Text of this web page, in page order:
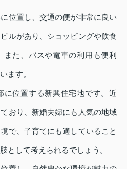
位置し、交通の便が非常に良い
ルがあり、ショッピングや飲食
また、バスや電車の利用も便利
ます。
に位置する新興住宅地です。近
おり、新婚夫婦にも人気の地域
で、子育てにも適していること
として考えられるでしょう。